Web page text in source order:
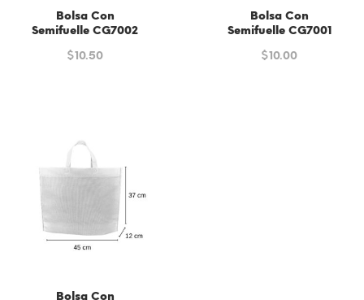
Bolsa Con
Semifuelle CG7002
$10.50
Bolsa Con
Semifuelle CG7001
$10.00
Bolsa Con